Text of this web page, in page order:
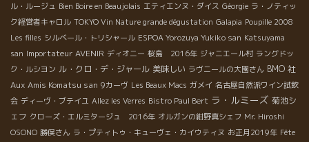
ル・ルージュ Bien Boire en Beaujolais エティエンヌ・ダイス Géorgie ラ・ノティッ
ク経営者キャロル TOKYO Vin Nature grande dégustation Galapia Poupille 2008
Les filles シルベール・トリシャール ESPOA Yorozuya Yukiko san Katsuyama
san Importateur AVENIR ディオニー 桜島 2016年 ジャニエール村 ラングドッ
ク・ルシヨン ル・クロ・デ・ジャール 美味しい ラヴニールの大園さん BMO 社
Aux Amis Komatsu san 9カーヴ Les Beaux Macs ガメイ 名古屋自然派ワイン試飲
会 ディーヴ・ブテイユ Allez les Verres Bistro Paul Bert ラ・ルミーズ 菊池シ
ェフ クローズ・エルミタージュ 2016年 オルガンの紺野真シェフ Mr. Hiroshi
OSONO 勝俣さん ラ・プティトゥ・キューヴェ・カイウティヌ お正月2019年 Fête